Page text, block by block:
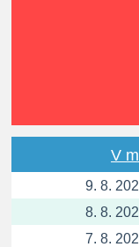
V
9. 8.
8. 8.
7. 8.